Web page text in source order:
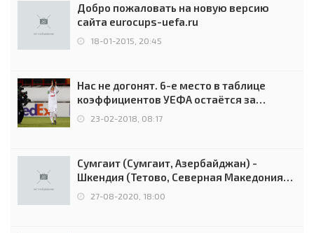
Добро пожаловать на новую версию
сайта eurocups-uefa.ru
18-01-2015, 20:45
Нас не догонят. 6-е место в таблице
коэффициентов УЕФА остаётся за
Россией
23-02-2018, 08:17
Сумгаит (Сумгаит, Азербайджан) -
Шкендия (Тетово, Северная Македония) -
0:2 (0:0)
27-08-2020, 18:00